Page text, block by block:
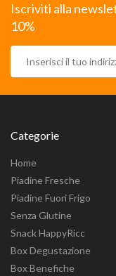
Iscriviti alla
10%
Categorie
Home
Piadine Fresche
Piadine Fuori Frigo
Senza Glutine
Snack HappyRicc
Box Degustazione
Box Benefiche